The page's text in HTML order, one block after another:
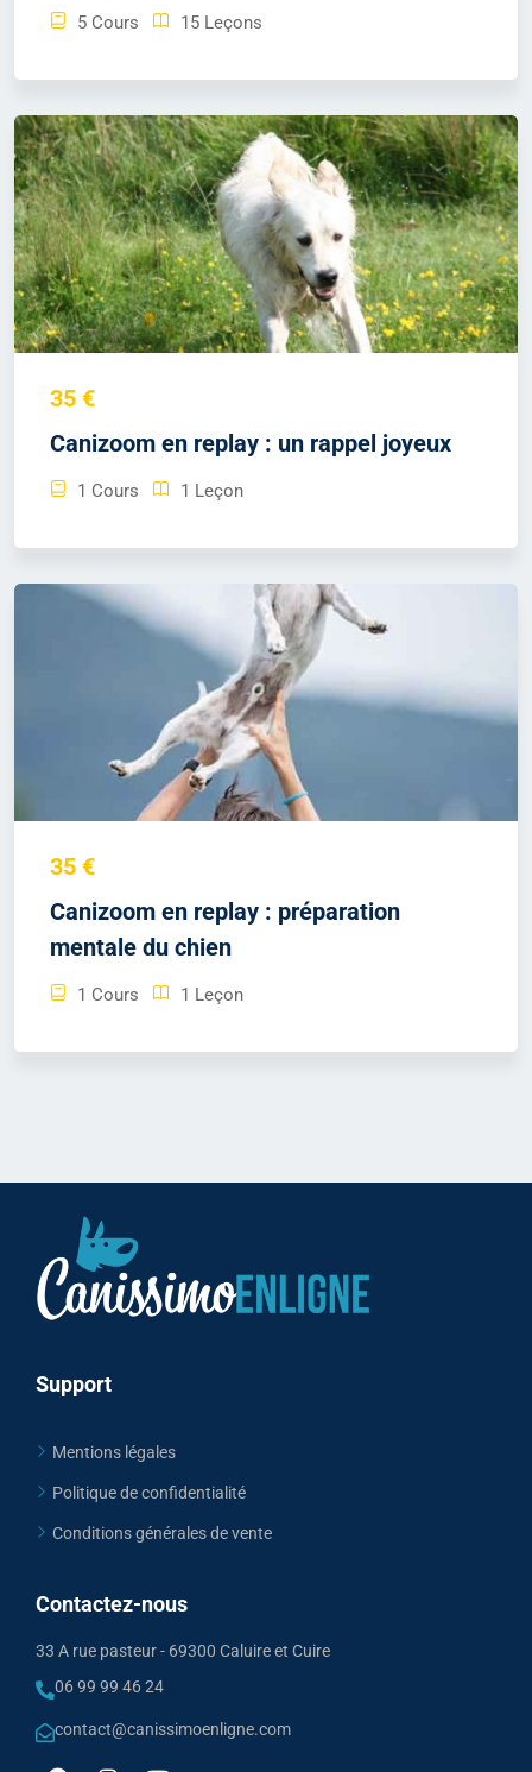
5 Cours 15 Leçons
35 €
Canizoom en replay : un rappel joyeux
1 Cours 1 Leçon
35 €
Canizoom en replay : préparation
mentale du chien
1 Cours 1 Leçon
Support
Mentions légales
Politique de confidentialité
Conditions générales de vente
Contactez-nous
33 A rue pasteur - 69300 Caluire et Cuire
06 99 99 46 24
contact@canissimoenligne.com